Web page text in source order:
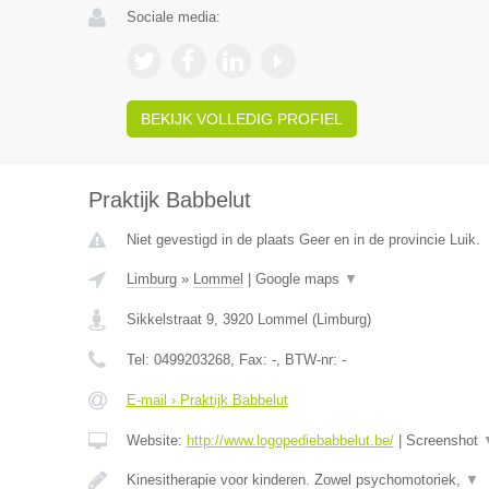
Sociale media:
BEKIJK VOLLEDIG PROFIEL
Praktijk Babbelut
Niet gevestigd in de plaats Geer en in de provincie Luik.
Limburg» Lommel Google maps ▼
Sikkelstraat 9, 3920 Lommel (Limburg)
Tel: 0499203268, Fax: -, BTW-nr: -
E-mail › Praktijk Babbelut
Website: http://www.logopediebabbelut.be/| Screenshot
Kinesitherapie voor kinderen. Zowel psychomotoriek, ▼